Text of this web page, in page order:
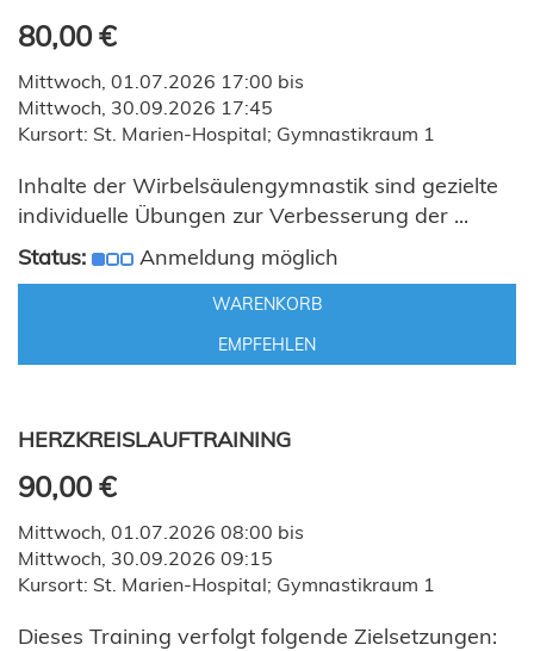
80,00 €
Mittwoch, 01.07.2026 17:00 bis
Mittwoch, 30.09.2026 17:45
Kursort: St. Marien-Hospital; Gymnastikraum 1
Inhalte der Wirbelsäulengymnastik sind gezielte
individuelle Übungen zur Verbesserung der ...
Status:
Anmeldung möglich
WARENKORB
EMPFEHLEN
HERZKREISLAUFTRAINING
90,00 €
Mittwoch, 01.07.2026 08:00 bis
Mittwoch, 30.09.2026 09:15
Kursort: St. Marien-Hospital; Gymnastikraum 1
Dieses Training verfolgt folgende Zielsetzungen: